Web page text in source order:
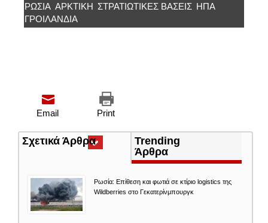
ΡΩΣΊΑ ΑΡΚΤΙΚΉ ΣΤΡΑΤΙΩΤΙΚΈΣ ΒΆΣΕΙΣ ΗΠΑ
ΓΡΟΙΛΑΝΔΊΑ
Print
Email
Σχετικά Άρθρα(ενεργή
καρτέλα)
Trending
Άρθρα
Ρωσία: Επίθεση και φωτιά σε κτίριο logistics της
Wildberries στο Γεκατερίνμπουργκ